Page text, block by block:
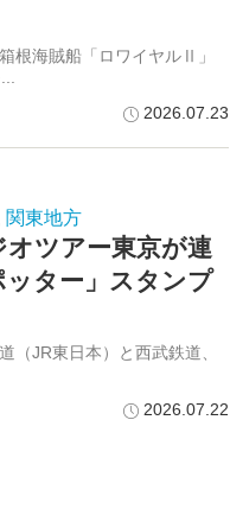
根海賊船「ロワイヤルⅡ」
2026.07.23
関東地方
ツアー東京が連
ター」スタンプ
JR東日本）と西武鉄道、
2026.07.22